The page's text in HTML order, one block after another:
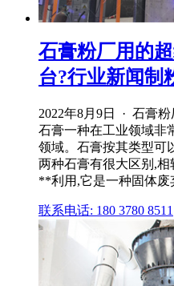
石膏粉厂用的
台?行业新闻制
2022年8月9日 · 石膏
石膏一种在工业领域非
领域。石膏按其类型可
两种石膏有很大区别,
**利用,它是一种固体废
联系电话: 180 3780 8511